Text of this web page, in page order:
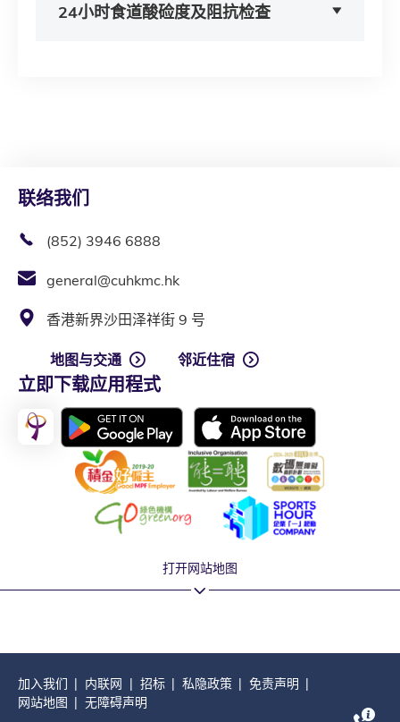
24小时食道酸硷度及阻抗检查
联络我们
(852) 3946 6888
general@cuhkmc.hk
香港新界沙田泽祥街 9 号
地图与交通 邻近住宿
立即下载应用程式
打开网站地图
加入我们 内联网 招标 私隐政策
免责声明
网站地图
无障碍声明